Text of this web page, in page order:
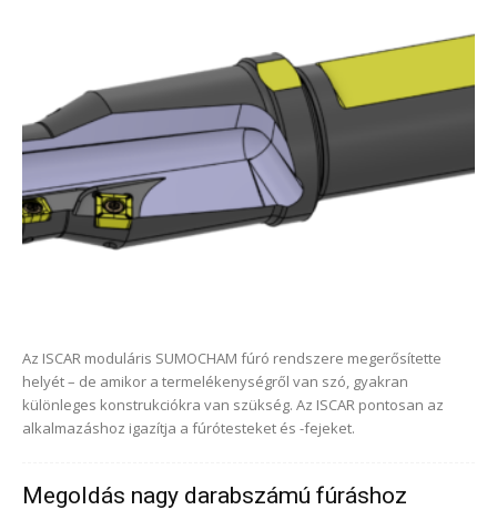
Az ISCAR moduláris SUMOCHAM fúró rendszere megerősítette
helyét – de amikor a termelékenységről van szó, gyakran
különleges konstrukciókra van szükség. Az ISCAR pontosan az
alkalmazáshoz igazítja a fúrótesteket és -fejeket.
Megoldás nagy darabszámú fúráshoz